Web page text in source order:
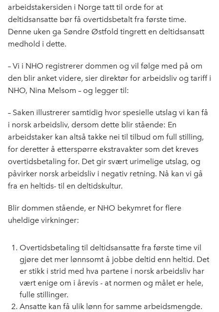
arbeidstakersiden i Norge tatt til orde for at
deltidsansatte bør få overtidsbetalt fra første time.
Denne uken ga Søndre Østfold tingrett en deltidsansatt
medhold i dette.
– Vi i NHO registrerer dommen og vil følge med på om
den blir anket videre, sier direktør for arbeidsliv og tariff i
NHO, Nina Melsom – og legger til:
– Saken illustrerer samtidig hvor spesielle utslag vi kan få
i norsk arbeidsliv, dersom dette blir stående: En
arbeidstaker kan altså takke nei til tilbud om full stilling,
for deretter å etterspørre ekstravakter som det kreves
overtidsbetaling for. Det gir svært urimelige utslag, og
påvirker norsk arbeidsliv i negativ retning. Nå kan vi gå
fra en heltids- til en deltidskultur.
Blir dommen stående, er NHO bekymret for flere
uheldige virkninger:
Overtidsbetaling til deltidsansatte fra første time vil
gjøre det mer lønnsomt å jobbe deltid enn heltid. Det
er stikk i strid med hva partene i norsk arbeidsliv har
vært enige om i årevis - at normen og målet er hele,
fulle stillinger.
Ansatte kan få ulik lønn for samme arbeidsmengde.